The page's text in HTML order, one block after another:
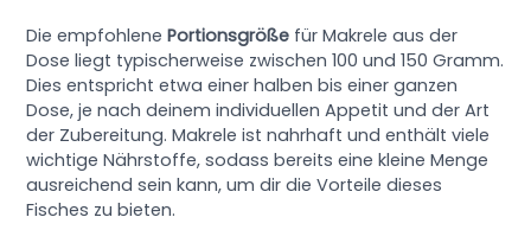
Die empfohlenePortionsgröße für Makrele aus der
Dose liegt typischerweise zwischen 100 und 150 Gramm.
Dies entspricht etwa einer halben bis einer ganzen
Dose, je nach deinem individuellen Appetit und der Art
der Zubereitung. Makrele ist nahrhaft und enthält viele
wichtige Nährstoffe, sodass bereits eine kleine Menge
ausreichend sein kann, um dir die Vorteile dieses
Fisches zu bieten.